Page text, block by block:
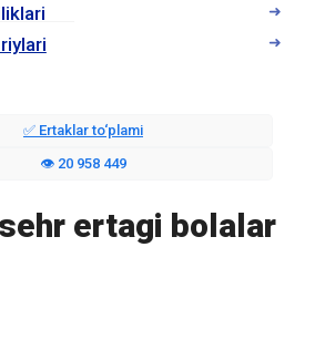
✅ Ertaklar to‘plami
👁️ 20 958 449
ertagi bolalar